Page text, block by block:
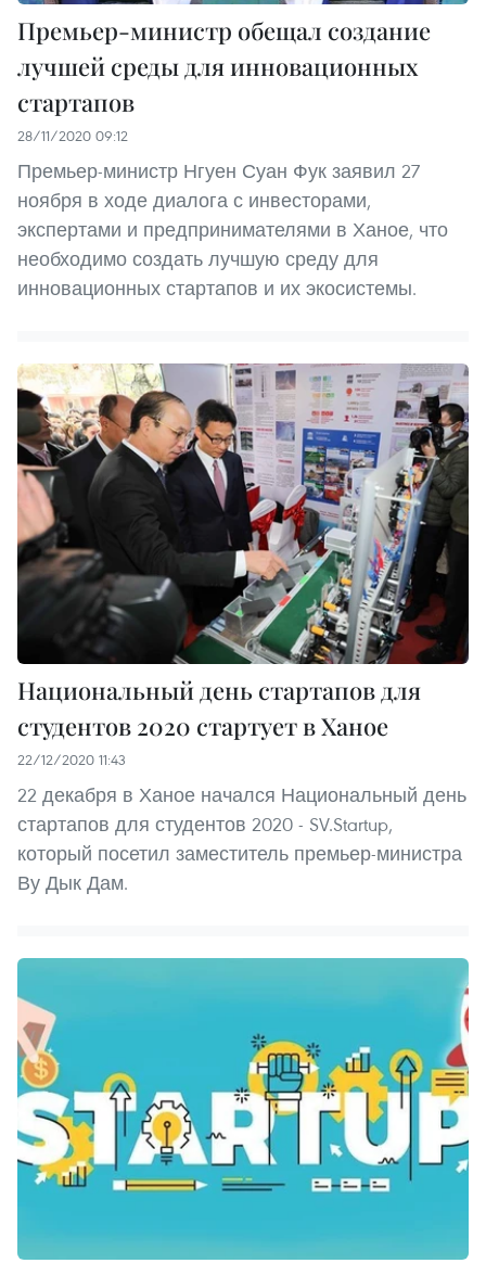
Премьер-министр обещал создание
лучшей среды для инновационных
стартапов
28/11/2020 09:12
Премьер-министр Нгуен Суан Фук заявил 27
ноября в ходе диалога с инвесторами,
экспертами и предпринимателями в Ханое, что
необходимо создать лучшую среду для
инновационных стартапов и их экосистемы.
Национальный день стартапов для
студентов 2020 стартует в Ханое
22/12/2020 11:43
22 декабря в Ханое начался Национальный день
стартапов для студентов 2020 - SV.Startup,
который посетил заместитель премьер-министра
Ву Дык Дам.